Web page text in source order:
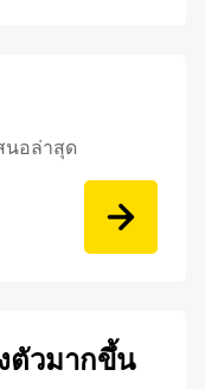
นอล่าสุด
ตัวมากขึ้น